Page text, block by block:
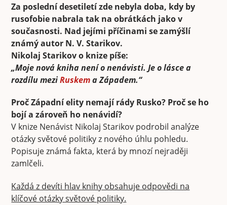
Za poslední desetiletí zde nebyla doba, kdy by
rusofobie nabrala tak na obrátkách jako v
současnosti. Nad jejími příčinami se zamýšlí
známý autor N. V. Starikov.
Nikolaj Starikov o knize píše:
„Moje nová kniha není o nenávisti. Je o lásce a
rozdílu meziRuskema Západem.“
Proč Západní elity nemají rády Rusko? Proč se ho
bojí a zároveň ho nenávidí?
V knize Nenávist Nikolaj Starikov podrobil analýze
otázky světové politiky z nového úhlu pohledu.
Popisuje známá fakta, která by mnozí nejraději
zamlčeli.
Každá z devíti hlav knihy obsahuje odpovědi na
klíčové otázky světové politiky.